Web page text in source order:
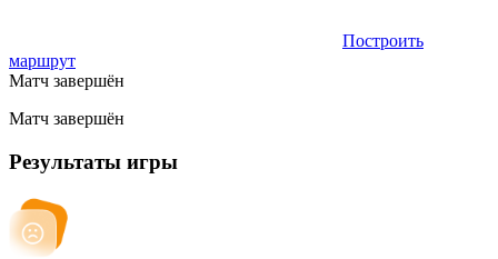
Построить
маршрут
Матч завершён
Матч завершён
Результаты игры